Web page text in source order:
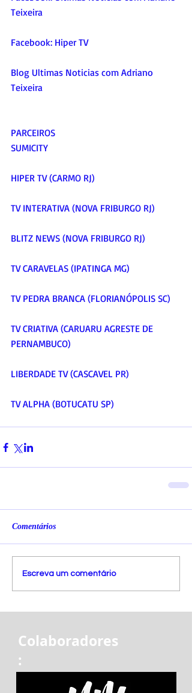
Teixeira
Facebook: Hiper TV
Blog Ultimas Noticias com Adriano
Teixeira
PARCEIROS
SUMICITY
HIPER TV (CARMO RJ)
TV INTERATIVA (NOVA FRIBURGO RJ)
BLITZ NEWS (NOVA FRIBURGO RJ)
TV CARAVELAS (IPATINGA MG)
TV PEDRA BRANCA (FLORIANÓPOLIS SC)
TV CRIATIVA (CARUARU AGRESTE DE
PERNAMBUCO)
LIBERDADE TV (CASCAVEL PR)
TV ALPHA (BOTUCATU SP)
Comentários
Escreva um comentário
Colaboradores
: